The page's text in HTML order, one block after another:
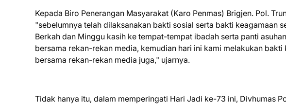
Kepada Biro Penerangan Masyarakat (Karo Penmas) Brigjen. Pol.
"sebelumnya telah dilaksanakan bakti sosial serta bakti keagamaan
Berkah dan Minggu kasih ke tempat-tempat ibadah serta panti
bersama rekan-rekan media, kemudian hari ini kami melakukan
bersama rekan-rekan media juga," ujarnya.
Tidak hanya itu, dalam memperingati Hari Jadi ke-73 ini, Divhumas